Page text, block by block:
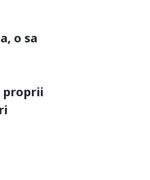
o sa
proprii